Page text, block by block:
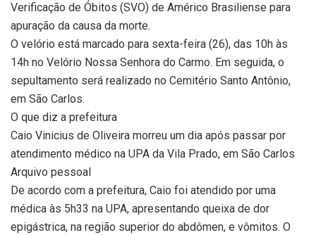
Verificação de Óbitos (SVO) de Américo Brasiliense para
apuração da causa da morte.
O velório está marcado para sexta-feira (26), das 10h às
14h no Velório Nossa Senhora do Carmo. Em seguida, o
sepultamento será realizado no Cemitério Santo Antônio,
em São Carlos.
O que diz a prefeitura
Caio Vinicius de Oliveira morreu um dia após passar por
atendimento médico na UPA da Vila Prado, em São Carlos
Arquivo pessoal
De acordo com a prefeitura, Caio foi atendido por uma
médica às 5h33 na UPA, apresentando queixa de dor
epigástrica, na região superior do abdômen, e vômitos. O